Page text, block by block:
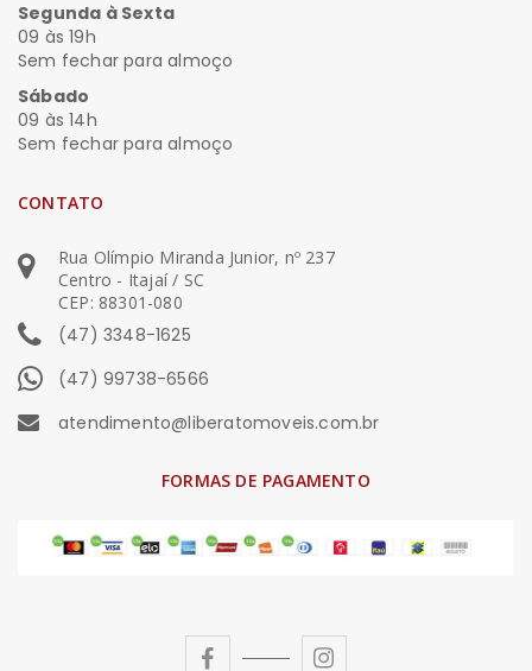
Segunda à Sexta
09 às 19h
Sem fechar para almoço
Sábado
09 às 14h
Sem fechar para almoço
CONTATO
Rua Olímpio Miranda Junior, nº 237
Centro - Itajaí / SC
CEP: 88301-080
(47) 3348-1625
(47) 99738-6566
atendimento@liberatomoveis.com.br
FORMAS DE PAGAMENTO